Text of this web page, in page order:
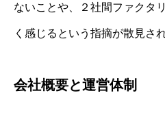
ないことや、２社間ファクタ
く感じるという指摘が散見さ
会社概要と運営体制